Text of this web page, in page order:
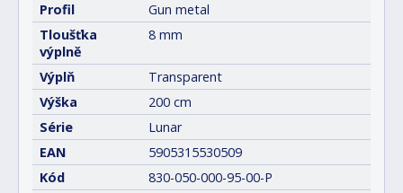
Profil
Gun metal
Tloušťka
výplně
8 mm
Výplň
Transparent
Výška
200 cm
Série
Lunar
EAN
5905315530509
Kód
830-050-000-95-00-P